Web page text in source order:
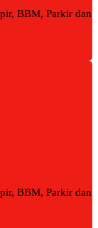
BBM, Parkir dan
BBM, Parkir dan